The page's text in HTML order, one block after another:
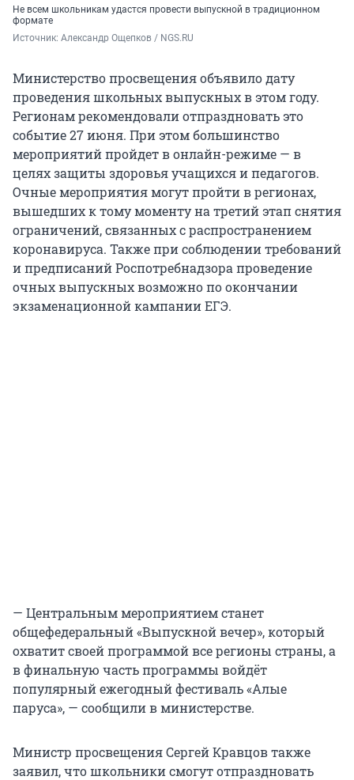
Не всем школьникам удастся провести выпускной в традиционном
формате
Источник: Александр Ощепков / NGS.RU
Министерство просвещения объявило дату
проведения школьных выпускных в этом году.
Регионам рекомендовали отпраздновать это
событие 27 июня. При этом большинство
мероприятий пройдет в онлайн-режиме — в
целях защиты здоровья учащихся и педагогов.
Очные мероприятия могут пройти в регионах,
вышедших к тому моменту на третий этап снятия
ограничений, связанных с распространением
коронавируса. Также при соблюдении требований
и предписаний Роспотребнадзора проведение
очных выпускных возможно по окончании
экзаменационной кампании ЕГЭ.
— Центральным мероприятием станет
общефедеральный «Выпускной вечер», который
охватит своей программой все регионы страны, а
в финальную часть программы войдёт
популярный ежегодный фестиваль «Алые
паруса», — сообщили в министерстве.
Министр просвещения Сергей Кравцов также
заявил, что школьники смогут отпраздновать